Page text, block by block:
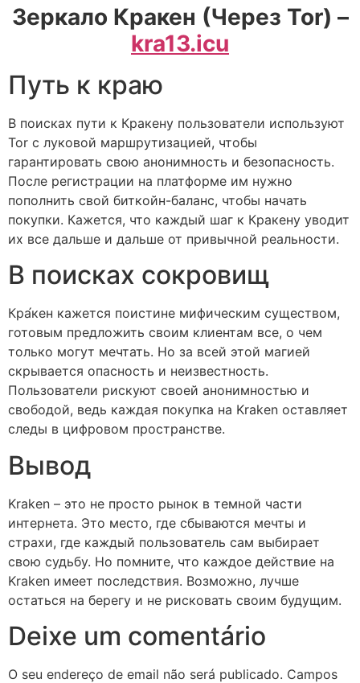
Зеркало Кракен (Через Tor) –
kra13.icu
Путь к краю
В поисках пути к Кракену пользователи используют
Tor с луковой маршрутизацией, чтобы
гарантировать свою анонимность и безопасность.
После регистрации на платформе им нужно
пополнить свой биткойн-баланс, чтобы начать
покупки. Кажется, что каждый шаг к Кракену уводит
их все дальше и дальше от привычной реальности.
В поисках сокровищ
Кра́кен кажется поистине мифическим существом,
готовым предложить своим клиентам все, о чем
только могут мечтать. Но за всей этой магией
скрывается опасность и неизвестность.
Пользователи рискуют своей анонимностью и
свободой, ведь каждая покупка на Kraken оставляет
следы в цифровом пространстве.
Вывод
Kraken – это не просто рынок в темной части
интернета. Это место, где сбываются мечты и
страхи, где каждый пользователь сам выбирает
свою судьбу. Но помните, что каждое действие на
Kraken имеет последствия. Возможно, лучше
остаться на берегу и не рисковать своим будущим.
Deixe um comentário
O seu endereço de email não será publicado. Campos